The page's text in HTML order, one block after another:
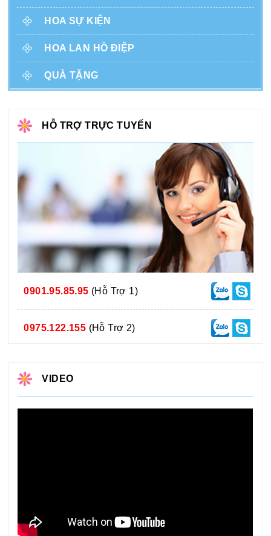
HOA SỰ KIỆN
HOA LAN HỒ ĐIỆP
QUÀ TẶNG
HỖ TRỢ TRỰC TUYẾN
0901.95.85.95 (Hỗ Trợ 1)
0975.122.155 (Hỗ Trợ 2)
VIDEO